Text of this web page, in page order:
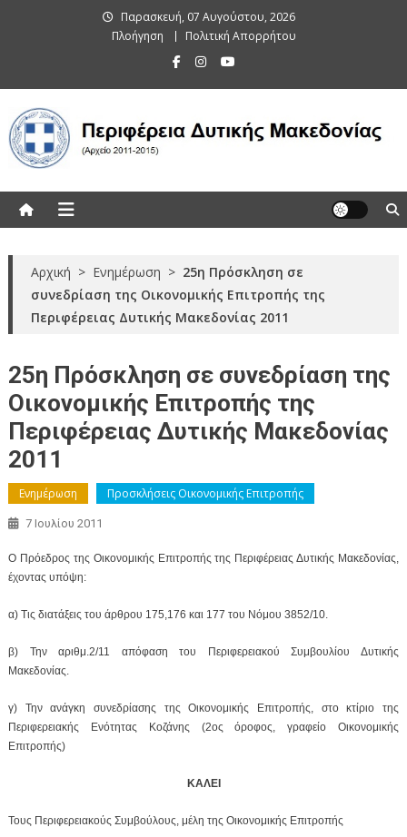
Παρασκευή, 07 Αυγούστου, 2026
Πλοήγηση
Πολιτική Απορρήτου
Αρχική > Ενημέρωση > 25η Πρόσκληση σε
συνεδρίαση της Οικονομικής Επιτροπής της
Περιφέρειας Δυτικής Μακεδονίας 2011
25η Πρόσκληση σε συνεδρίαση της
Οικονομικής Επιτροπής της
Περιφέρειας Δυτικής Μακεδονίας
2011
Ενημέρωση Προσκλήσεις Οικονομικής Επιτροπής
7 Ιουλίου 2011
Ο Πρόεδρος της Οικονομικής Επιτροπής της Περιφέρειας Δυτικής Μακεδονίας,
έχοντας υπόψη:
α) Τις διατάξεις του άρθρου 175,176 και 177 του Νόμου 3852/10.
β) Την αριθμ.2/11 απόφαση του Περιφερειακού Συμβουλίου Δυτικής
Μακεδονίας.
γ) Την ανάγκη συνεδρίασης της Οικονομικής Επιτροπής, στο κτίριο της
Περιφερειακής Ενότητας Κοζάνης (2ος όροφος, γραφείο Οικονομικής
Επιτροπής)
ΚΑΛΕΙ
Τους Περιφερειακούς Συμβούλους, μέλη της Οικονομικής Επιτροπής